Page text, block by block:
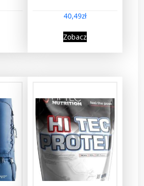
40,49zł
Zobacz